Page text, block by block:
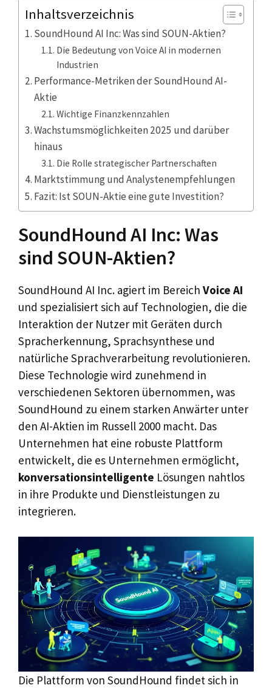
Inhaltsverzeichnis
SoundHound AI Inc: Was sind SOUN-Aktien?
Die Bedeutung von Voice AI in modernen
Industrien
Performance-Metriken der SoundHound AI-
Aktie
Wichtige Finanzkennzahlen
Wachstumsmöglichkeiten 2025 und darüber
hinaus
Die Rolle strategischer Partnerschaften
Marktstimmung und Analystenempfehlungen
Fazit: Ist SOUN-Aktie eine gute Investition?
SoundHound AI Inc: Was
sind SOUN-Aktien?
SoundHound AI Inc. agiert im Bereich Voice AI
und spezialisiert sich auf Technologien, die die
Interaktion der Nutzer mit Geräten durch
Spracherkennung, Sprachsynthese und
natürliche Sprachverarbeitung revolutionieren.
Diese Technologie wird zunehmend in
verschiedenen Sektoren übernommen, was
SoundHound zu einem starken Anwärter unter
den AI-Aktien im Russell 2000 macht. Das
Unternehmen hat eine robuste Plattform
entwickelt, die es Unternehmen ermöglicht,
konversationsintelligente Lösungen nahtlos
in ihre Produkte und Dienstleistungen zu
integrieren.
Die Plattform von SoundHound findet sich in